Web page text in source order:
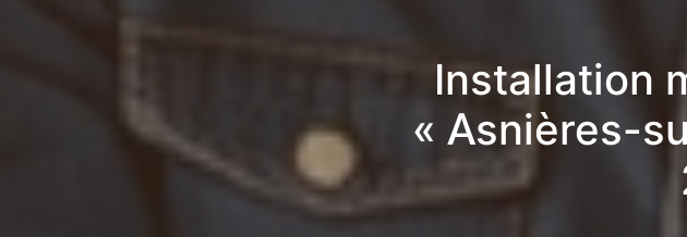
Installation
« Asnières-